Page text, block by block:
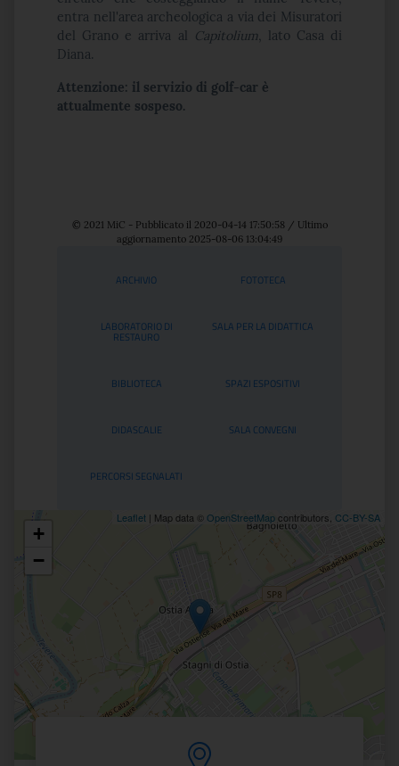
entra nell'area archeologica a via dei Misuratori
del Grano e arriva al Capitolium, lato Casa di
Diana.
Attenzione: il servizio di golf-car è
attualmente sospeso.
© 2021 MiC - Pubblicato il 2020-04-14 17:50:58 / Ultimo
aggiornamento 2025-08-06 13:04:49
ARCHIVIO FOTOTECA
LABORATORIO DI
RESTAURO
SALA PER LA DIDATTICA
BIBLIOTECA SPAZI ESPOSITIVI
DIDASCALIE SALA CONVEGNI
PERCORSI SEGNALATI
Posizione
+
−
Leaflet | Map data © OpenStreetMapcontributors, CC-BY-SA